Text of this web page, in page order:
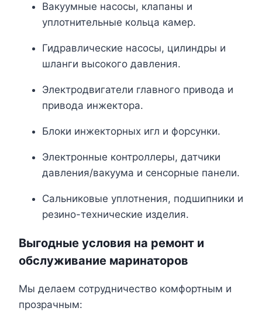
Вакуумные насосы, клапаны и
уплотнительные кольца камер.
Гидравлические насосы, цилиндры и
шланги высокого давления.
Электродвигатели главного привода и
привода инжектора.
Блоки инжекторных игл и форсунки.
Электронные контроллеры, датчики
давления/вакуума и сенсорные панели.
Сальниковые уплотнения, подшипники и
резино-технические изделия.
Выгодные условия на ремонт и
обслуживание маринаторов
Мы делаем сотрудничество комфортным и
прозрачным: